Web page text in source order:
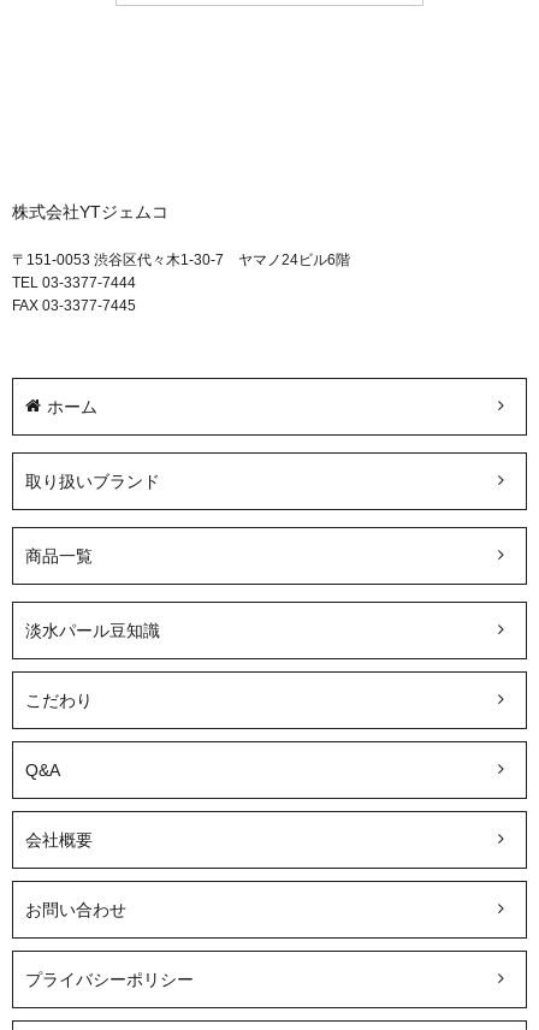
株式会社YTジェムコ
〒151-0053 渋谷区代々木1-30-7 ヤマノ24ビル6階
TEL 03-3377-7444
FAX 03-3377-7445
ホーム
取り扱いブランド
商品一覧
淡水パール豆知識
こだわり
Q&A
会社概要
お問い合わせ
プライバシーポリシー